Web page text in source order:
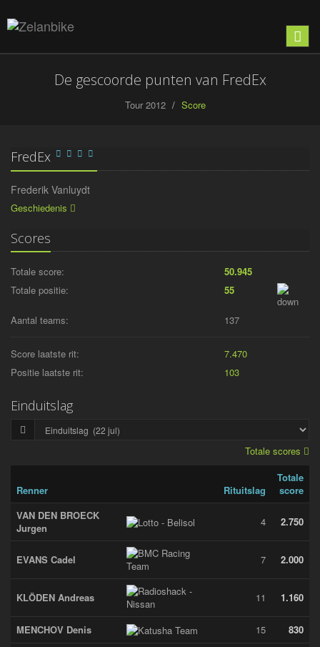
Toon
De gescoorde punten van FredEx
Tour 2012 Score
FredEx
Frederik Vanluydt
Geschiedenis
Scores
Totale score:
50.945
Totale positie:
55
Aantal teams: 137
Score laatste rit:
7.470
Positie laatste rit:
103
Einduitslag
Totale scores
Renner Rituitslag
Totale
score
VAN DEN BROECK
Jurgen
4 2.750
EVANS Cadel 7 2.000
KLÖDEN Andreas 11 1.160
MENCHOV Denis 15
830